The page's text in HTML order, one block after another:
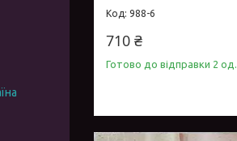
988-6
710 ₴
Готово до відправки 2 од.